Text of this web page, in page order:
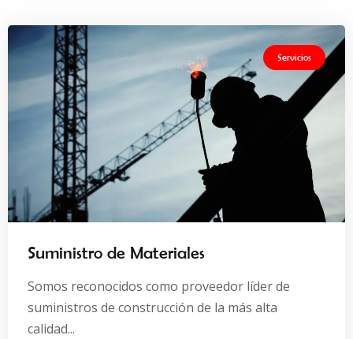
Servicios
Suministro de Materiales
Somos reconocidos como proveedor líder de
suministros de construcción de la más alta
calidad...